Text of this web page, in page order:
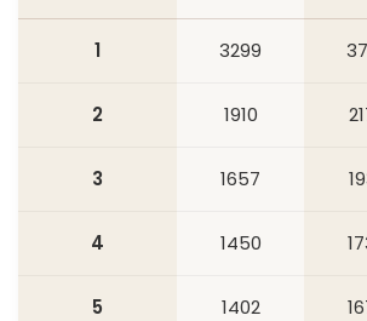
1 3299
2 1910
3 1657
4 1450
5 1402